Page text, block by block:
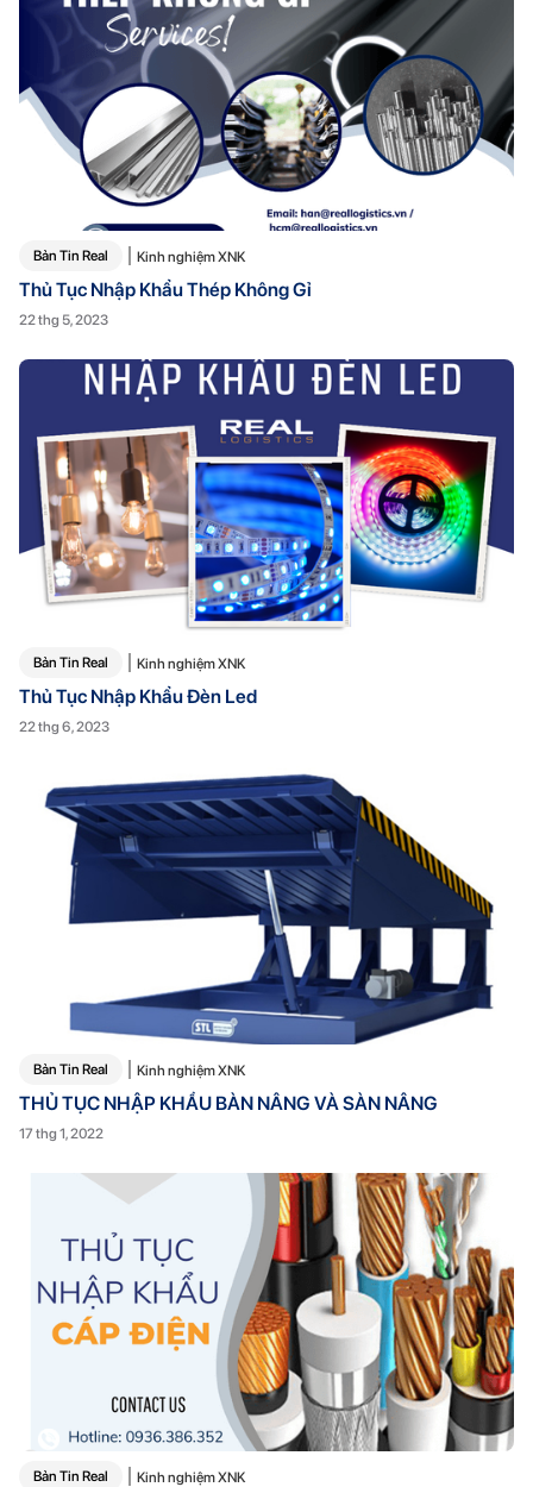
Bản Tin Real Kinh nghiệm XNK
Thủ Tục Nhập Khẩu Thép Không Gỉ
22 thg 5, 2023
Bản Tin Real Kinh nghiệm XNK
Thủ Tục Nhập Khẩu Đèn Led
22 thg 6, 2023
Bản Tin Real Kinh nghiệm XNK
THỦ TỤC NHẬP KHẨU BÀN NÂNG VÀ SÀN NÂNG
17 thg 1, 2022
Bản Tin Real Kinh nghiệm XNK